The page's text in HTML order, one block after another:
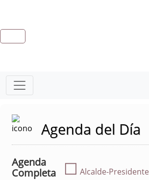
Agenda del Día
Agenda
Completa
☐ Alcalde-Presidente